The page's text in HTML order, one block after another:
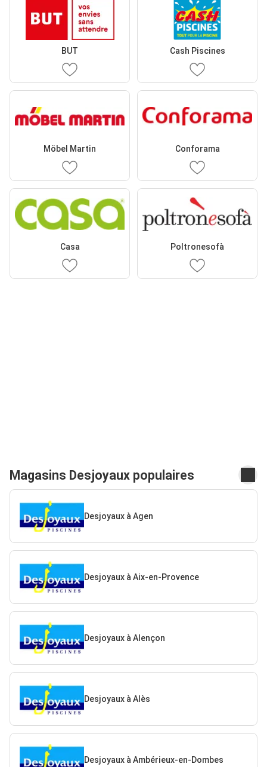
BUT Cash Piscines
Möbel Martin Conforama
Casa Poltronesofà
Magasins Desjoyaux populaires
Desjoyaux à Agen
Desjoyaux à Aix-en-Provence
Desjoyaux à Alençon
Desjoyaux à Alès
Desjoyaux à Ambérieux-en-Dombes